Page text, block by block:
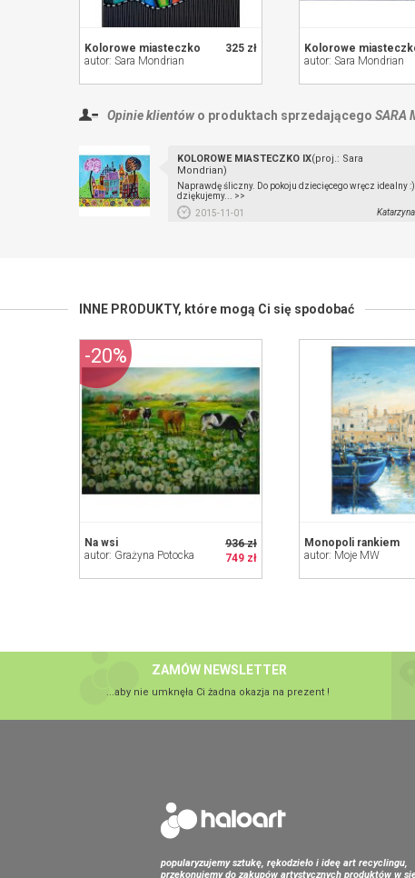
325 zł
Kolorowe miasteczko
autor: Sara Mondrian
Kolorowe
autor: Sara Mondrian
Opinie klientów o produktach sprzedającego SARA
KOLOROWE MIASTECZKO IX(proj.: Sara
Mondrian)
Naprawdę śliczny. Do pokoju dziecięcego wręcz idealny :)
dziękujemy... >>
2015-11-01
Katarzyna
INNE PRODUKTY, które mogą Ci się spodobać
936 zł
749 zł
Na wsi
autor: Grażyna Potocka
-20%
Monopoli rankiem
autor: Moje MW
ZAMÓW NEWSLETTER
...aby nie umknęła Ci żadna okazja na prezent !
popularyzujemy sztukę, rękodzieło i ideę art recyclingu,
przekonujemy do zakupów artystycznych produktów w